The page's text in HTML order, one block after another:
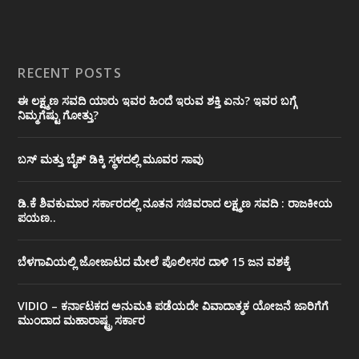
RECENT POSTS
ಈ ಲಕ್ಷ್ಮಣ ಸವದಿ ಯಾರು ಇವರ ಹಿಂದೆ ಇರುವ ಶಕ್ತಿ ಏನು? ಇವರ ಬಗ್ಗೆ
ನಿಮ್ಮಗೆಷ್ಟು ಗೋತ್ತು?
ಬಸ್ ಮತ್ತು ಬೈಕ್ ಡಿಕ್ಕಿ ಸ್ಥಳದಲ್ಲಿ ಮೂವರ ಸಾವು
ಡಿ.ಕೆ ಶಿವಕುಮಾರ ಸರ್ಕಾರದಲ್ಲಿ ನೂತನ ಸಚಿವರಾದ ಲಕ್ಷ್ಮಣ ಸವದಿ : ರಾಜಕೀಯ
ಪಯಣ..
ಬೆಳಗಾವಿಯಲ್ಲಿ ಜೋಜಾಟದ ಮೇಲೆ ಪೊಲೀಸರ ದಾಳಿ 15 ಜನ ವಶಕ್ಕೆ
VIDIO – ಕರ್ನಾಟಕದ ಅನುಮತಿ ಪಡೆಯದೇ ವಿವಾದಾತ್ಮಕ ಯೋಜನೆ ಜಾರಿಗೆಗೆ
ಮುಂದಾದ ಮಹಾರಾಷ್ಟ್ರ ಸರ್ಕಾರ